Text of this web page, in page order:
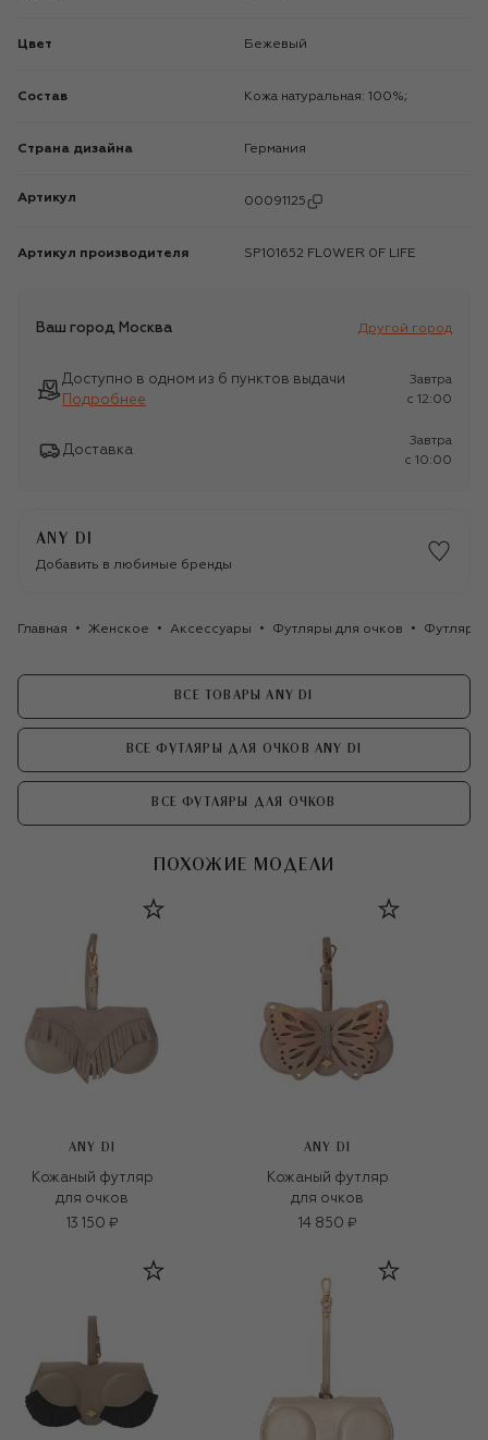
Цвет Бежевый
Состав Кожа натуральная: 100%;
Страна дизайна Германия
Артикул 00091125
Артикул производителя SP101652 FL0WER 0F LIFE
Ваш город Москва Другой город
Доступно в одном из 6 пунктов выдачи
Подробнее
Завтра
c 12:00
Доставка
Завтра
c 10:00
ANY DI
Добавить в любимые бренды
Главная Женское Аксессуары Футляры для очков Футляр
ВСЕ ТОВАРЫ ANY DI
ВСЕ ФУТЛЯРЫ ДЛЯ ОЧКОВ ANY DI
ВСЕ ФУТЛЯРЫ ДЛЯ ОЧКОВ
ПОХОЖИЕ МОДЕЛИ
ANY DI
Кожаный футляр
для очков
13 150 ₽
ANY DI
Кожаный футляр
для очков
14 850 ₽